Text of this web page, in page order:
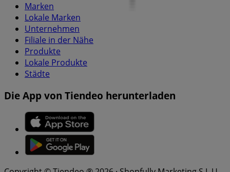
Marken
Lokale Marken
Unternehmen
Filiale in der Nähe
Produkte
Lokale Produkte
Städte
Die App von Tiendeo herunterladen